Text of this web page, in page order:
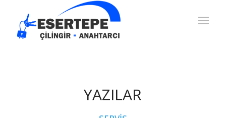
YAZILAR